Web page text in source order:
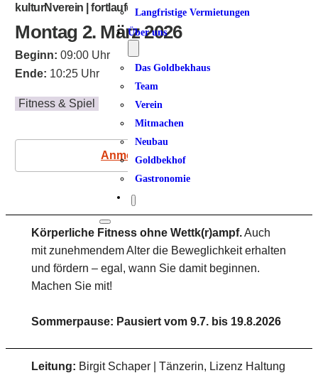
Langfristige Vermietungen
Über uns
Das Goldbekhaus
Team
Verein
Mitmachen
Neubau
Goldbekhof
Gastronomie
kulturNverein | fortlaufend
Montag 2. März 2026
Beginn: 09:00 Uhr
Ende: 10:25 Uhr
Fitness & Spiel
Anmeldung
Körperliche Fitness ohne Wettk(r)ampf.Auch
mit zunehmendem Alter die Beweglichkeit erhalten
und fördern – egal, wann Sie damit beginnen.
Machen Sie mit!
Sommerpause: Pausiert vom 9.7. bis 19.8.2026
Leitung: Birgit Schaper | Tänzerin, Lizenz Haltung